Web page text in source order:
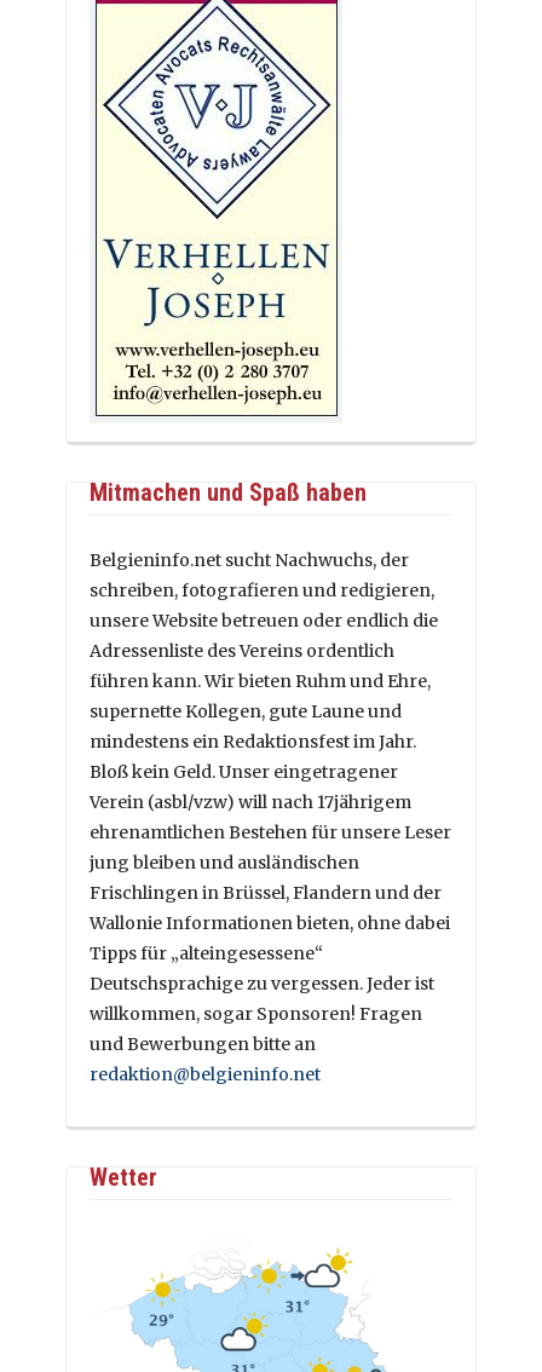
Mitmachen und Spaß haben
Belgieninfo.net sucht Nachwuchs, der
schreiben, fotografieren und redigieren,
unsere Website betreuen oder endlich die
Adressenliste des Vereins ordentlich
führen kann. Wir bieten Ruhm und Ehre,
supernette Kollegen, gute Laune und
mindestens ein Redaktionsfest im Jahr.
Bloß kein Geld. Unser eingetragener
Verein (asbl/vzw) will nach 17jährigem
ehrenamtlichen Bestehen für unsere Leser
jung bleiben und ausländischen
Frischlingen in Brüssel, Flandern und der
Wallonie Informationen bieten, ohne dabei
Tipps für „alteingesessene“
Deutschsprachige zu vergessen. Jeder ist
willkommen, sogar Sponsoren! Fragen
und Bewerbungen bitte an
redaktion@belgieninfo.net
Wetter